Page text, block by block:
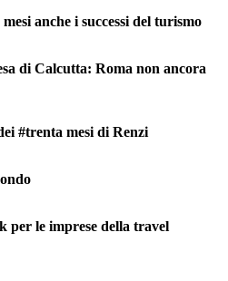
anche i successi del turismo
di Calcutta: Roma non ancora
#trenta mesi di Renzi
per le imprese della travel